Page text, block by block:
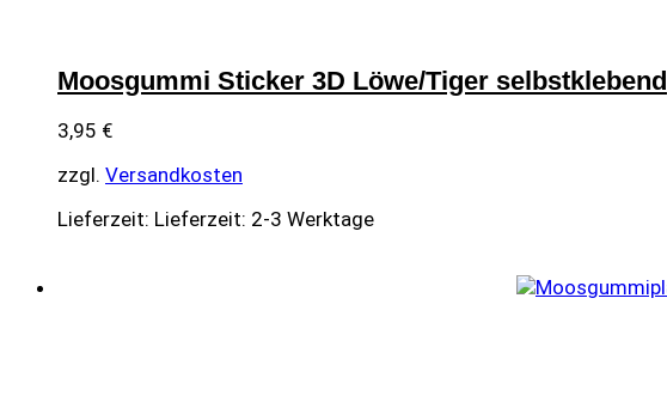
Moosgummi Sticker 3D Löwe/Tiger selbstklebend
3,95 €
zzgl. Versandkosten
Lieferzeit: Lieferzeit: 2-3 Werktage